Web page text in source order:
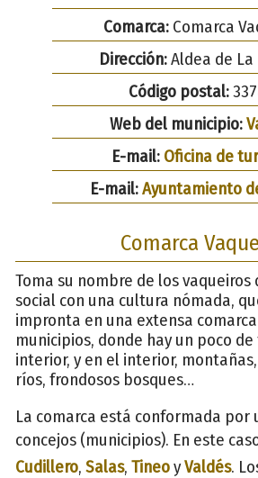
Comarca:Comarca
Dirección:Aldea de La
Código postal:
Web del municipio:
E-mail: Oficina de
E-mail:Ayuntamiento
Comarca
Toma su nombre de los vaqueiros
social con una cultura nómada,
impronta en una extensa
municipios, donde hay un poco
interior, y en el interior,
ríos, frondosos bosques…
La comarca está conformada por
concejos (municipios). En este
Cudillero, Salas, TineoyValdés.